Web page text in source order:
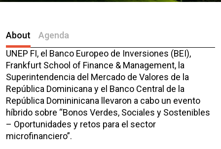
About
Agenda
UNEP FI, el Banco Europeo de Inversiones (BEI),
Frankfurt School of Finance & Management, la
Superintendencia del Mercado de Valores de la
República Dominicana y el Banco Central de la
República Domininicana llevaron a cabo un evento
híbrido sobre “Bonos Verdes, Sociales y Sostenibles
– Oportunidades y retos para el sector
microfinanciero”.